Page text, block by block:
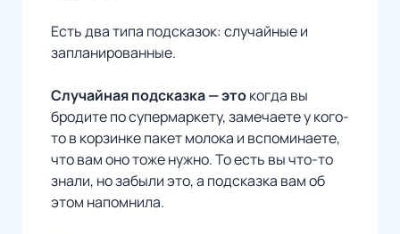
Есть два типа подсказок: случайные и
запланированные.
Случайная подсказка — этокогда вы
бродите по супермаркету, замечаете у кого-
то в корзинке пакет молока и вспоминаете,
что вам оно тоже нужно. То есть вы что-то
знали, но забыли это, а подсказка вам об
этом напомнила.